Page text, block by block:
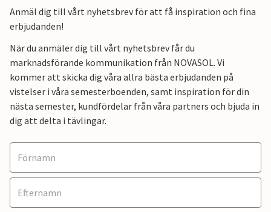
Anmäl dig till vårt nyhetsbrev för att få inspiration och fina
erbjudanden!
När du anmäler dig till vårt nyhetsbrev får du
marknadsförande kommunikation från NOVASOL. Vi
kommer att skicka dig våra allra bästa erbjudanden på
vistelser i våra semesterboenden, samt inspiration för din
nästa semester, kundfördelar från våra partners och bjuda in
dig att delta i tävlingar.